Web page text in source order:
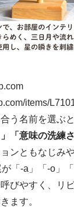
items/
う名前を選ぶと
「意味の洗練さ
ンともなじみ
「-a」「-o」
びやすく、リ
ます。